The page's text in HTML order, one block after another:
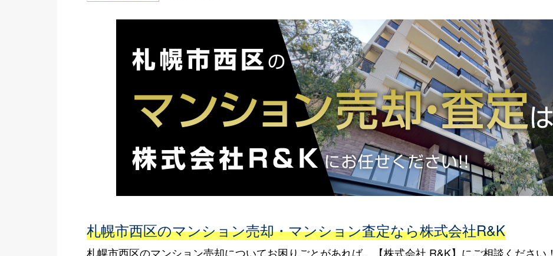
札幌市西区のマンション売却・マンション査定なら株式会社R&K
札幌市西区のマンション売却についてお困りごとがあれば、【株式会社 R&K】にご相談ください！